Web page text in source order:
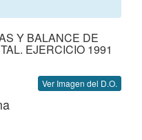
Y BALANCE DE
EJERCICIO 1991
Ver Imagen del D.O.